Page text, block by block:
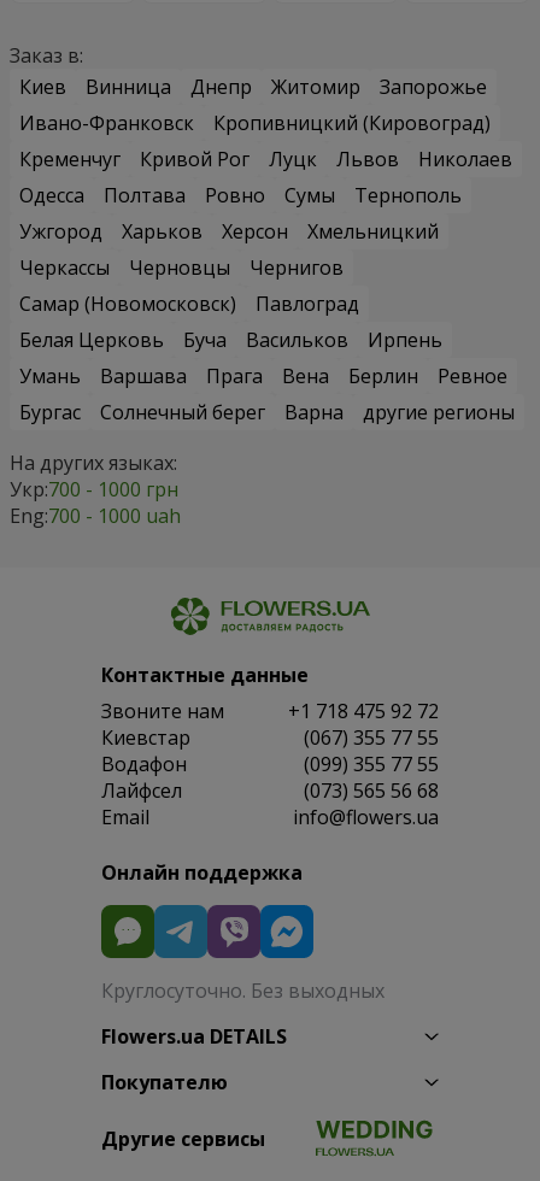
Заказ в:
Киев
Винница Днепр Житомир
Запорожье
Ивано-Франковск
Кропивницкий (Кировоград)
Кременчуг
Кривой Рог Луцк Львов
Николаев
Одесса
Полтава Ровно Сумы
Тернополь
Ужгород
Харьков Херсон
Хмельницкий
Черкассы
Черновцы
Чернигов
Самар (Новомосковск)
Павлоград
Белая Церковь
Буча Васильков
Ирпень
Умань
Варшава Прага Вена Берлин
Ревное
Бургас
Солнечный берег Варна
другие регионы
На других языках:
Укр:700 - 1000 грн
Eng:700 - 1000 uah
Контактные данные
Звоните нам
+1 718 475 92 72
Киевстар
(067) 355 77 55
Водафон
(099) 355 77 55
Лайфсел
(073) 565 56 68
Email
info@flowers.ua
Онлайн поддержка
Круглосуточно. Без выходных
Flowers.ua DETAILS
Покупателю
Другие сервисы